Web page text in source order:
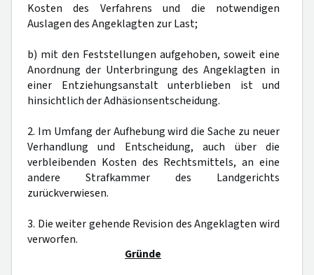
Kosten des Verfahrens und die notwendigen
Auslagen des Angeklagten zur Last;
b) mit den Feststellungen aufgehoben, soweit eine
Anordnung der Unterbringung des Angeklagten in
einer Entziehungsanstalt unterblieben ist und
hinsichtlich der Adhäsionsentscheidung.
2. Im Umfang der Aufhebung wird die Sache zu neuer
Verhandlung und Entscheidung, auch über die
verbleibenden Kosten des Rechtsmittels, an eine
andere Strafkammer des Landgerichts
zurückverwiesen.
3. Die weiter gehende Revision des Angeklagten wird
verworfen.
Gründe